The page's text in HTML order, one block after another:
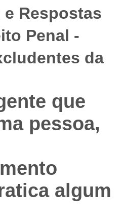
Respostas
Penal -
da
que
pessoa,
algum